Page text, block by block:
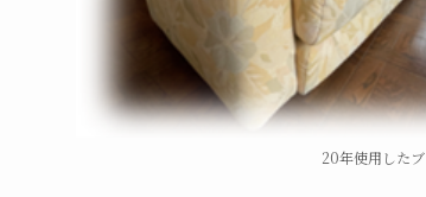
20年使用した